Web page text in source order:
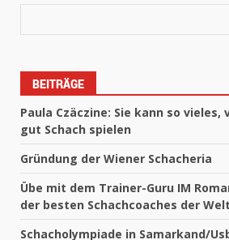
BEITRÄGE
Paula Czäczine: Sie kann so
gut Schach spielen
Gründung der Wiener Schacheria
Übe mit dem Trainer-Guru IM
der besten Schachcoaches der
Schacholympiade in Samarkand/